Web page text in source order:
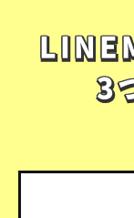
3
3